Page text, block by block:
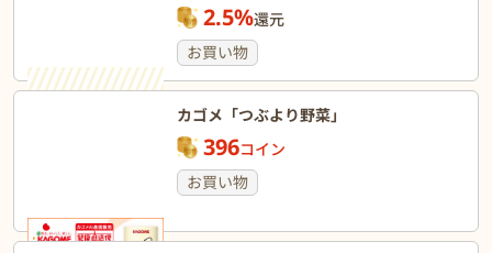
2.5%還元
お買い物
カゴメ「つぶより野菜」
396コイン
お買い物